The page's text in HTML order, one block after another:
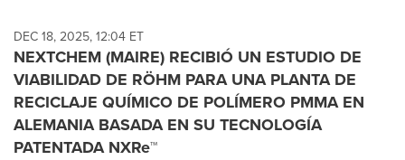
DEC 18, 2025, 12:04 ET
NEXTCHEM (MAIRE) RECIBIÓ UN ESTUDIO DE
VIABILIDAD DE RÖHM PARA UNA PLANTA DE
RECICLAJE QUÍMICO DE POLÍMERO PMMA EN
ALEMANIA BASADA EN SU TECNOLOGÍA
PATENTADA NXRe™